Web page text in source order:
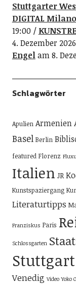
Stuttgarter
DIGITAL
19:00
4. Dezember
Engelam 8.
Schlagwörter
Apulien Armenien
Basel Berlin
featured Florenz
Italien JR
Kunstspaziergang
Literaturtipps
Franziskus Paris
Schlossgarten
Stuttgart
Venedig Video Yoko